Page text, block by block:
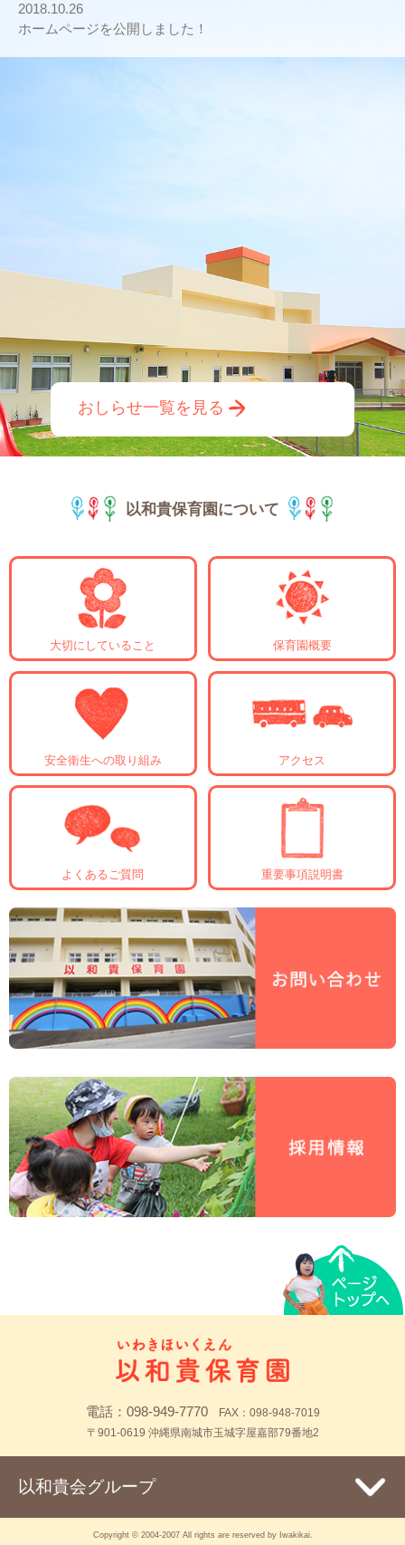
2018.10.26
ホームページを公開しました！
おしらせ一覧を見る
以和貴保育園について
大切にしていること 保育園概要
安全衛生への取り組み アクセス
よくあるご質問 重要事項説明書
電話： 098-949-7770FAX：098-948-7019
〒901-0619 沖縄県南城市玉城字屋嘉部79番地2
以和貴会グループ
Copyright © 2004-2007 All rights are reserved by Iwakikai.